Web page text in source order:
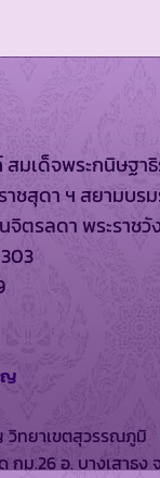
มเด็จพระกนิษฐาธิ
ชสุดา ฯ สยามบร
ตรลดา พระราช
ญ
ทยาเขตสุวรรณภูมิ
กม.26 อ. บางเสาธง